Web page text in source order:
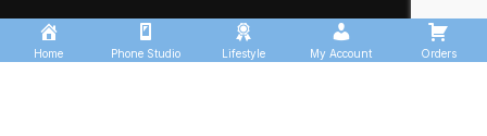
About us
Contact us
Home Phone Studio Lifestyle My Account Orders